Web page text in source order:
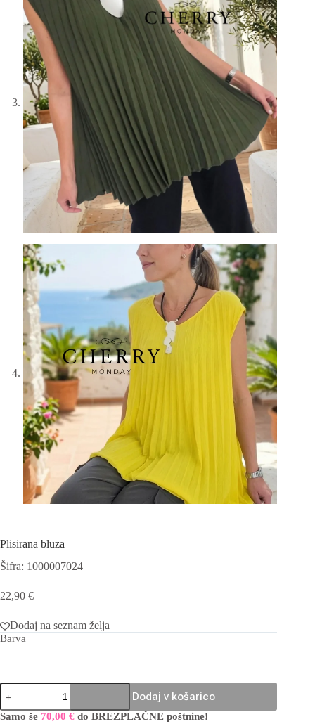
Plisirana bluza
Šifra: 1000007024
22,90 €
Dodaj na seznam želja
Barva
Plisirana
bluza
količina
Dodaj v košarico
A
Samo še 70,00 € do BREZPLAČNE poštnine!